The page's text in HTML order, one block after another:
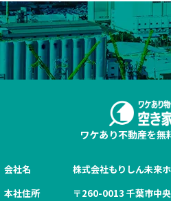
ワケあり不動産を無
会社名
株式会社もりしん未来
本社住所
〒260-0013 千葉市中